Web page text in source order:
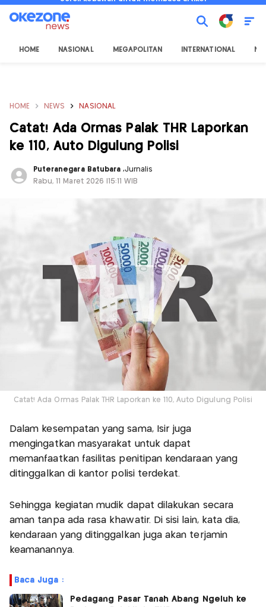
HOME NASIONAL MEGAPOLITAN INTERNATIONAL
HOME NEWS NASIONAL
Catat! Ada Ormas Palak THR Laporkan
ke 110, Auto Digulung Polisi
Puteranegara Batubara,Jurnalis
Rabu, 11 Maret 2026 |15:11 WIB
Catat! Ada Ormas Palak THR Laporkan ke 110, Auto Digulung Polisi
Dalam kesempatan yang sama, Isir juga
mengingatkan masyarakat untuk dapat
memanfaatkan fasilitas penitipan kendaraan yang
ditinggalkan di kantor polisi terdekat.
Sehingga kegiatan mudik dapat dilakukan secara
aman tanpa ada rasa khawatir. Di sisi lain, kata dia,
kendaraan yang ditinggalkan juga akan terjamin
keamanannya.
Baca Juga :
Pedagang Pasar Tanah Abang Ngeluh ke